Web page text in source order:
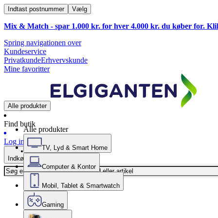
Indtast postnummer Vælg
Mix & Match - spar 1.000 kr. for hver 4.000 kr. du køber for.
Spring navigationen over
Kundeservice
PrivatkundeErhvervskunde
Mine favoritter
Alle produkter
Find butik
Log ind
Indkøbskurv
Alle produkter
TV, Lyd & Smart Home
Computer & Kontor
Mobil, Tablet & Smartwatch
Gaming